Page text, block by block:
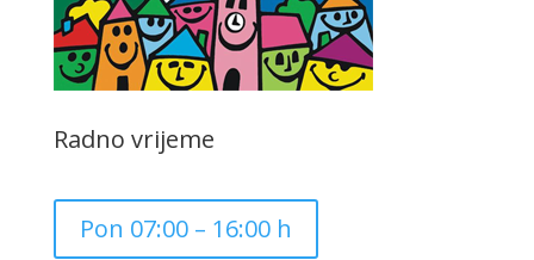
Radno vrijeme
Pon 07:00 – 16:00 h